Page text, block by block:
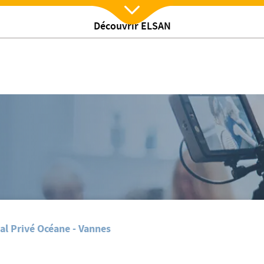
Découvrir ELSAN
Océane sur ses gardes
Nx:Afficher menu
Coronavirus : à Vannes, le service réanimation de la clinique Océane sur
Privé Océane - Vannes